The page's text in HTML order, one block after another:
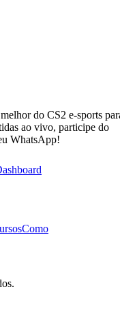
do CS2 e-sports
ao vivo, participe do
WhatsApp!
Como